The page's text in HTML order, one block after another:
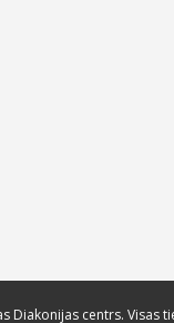
Diakonijas centrs. Visas